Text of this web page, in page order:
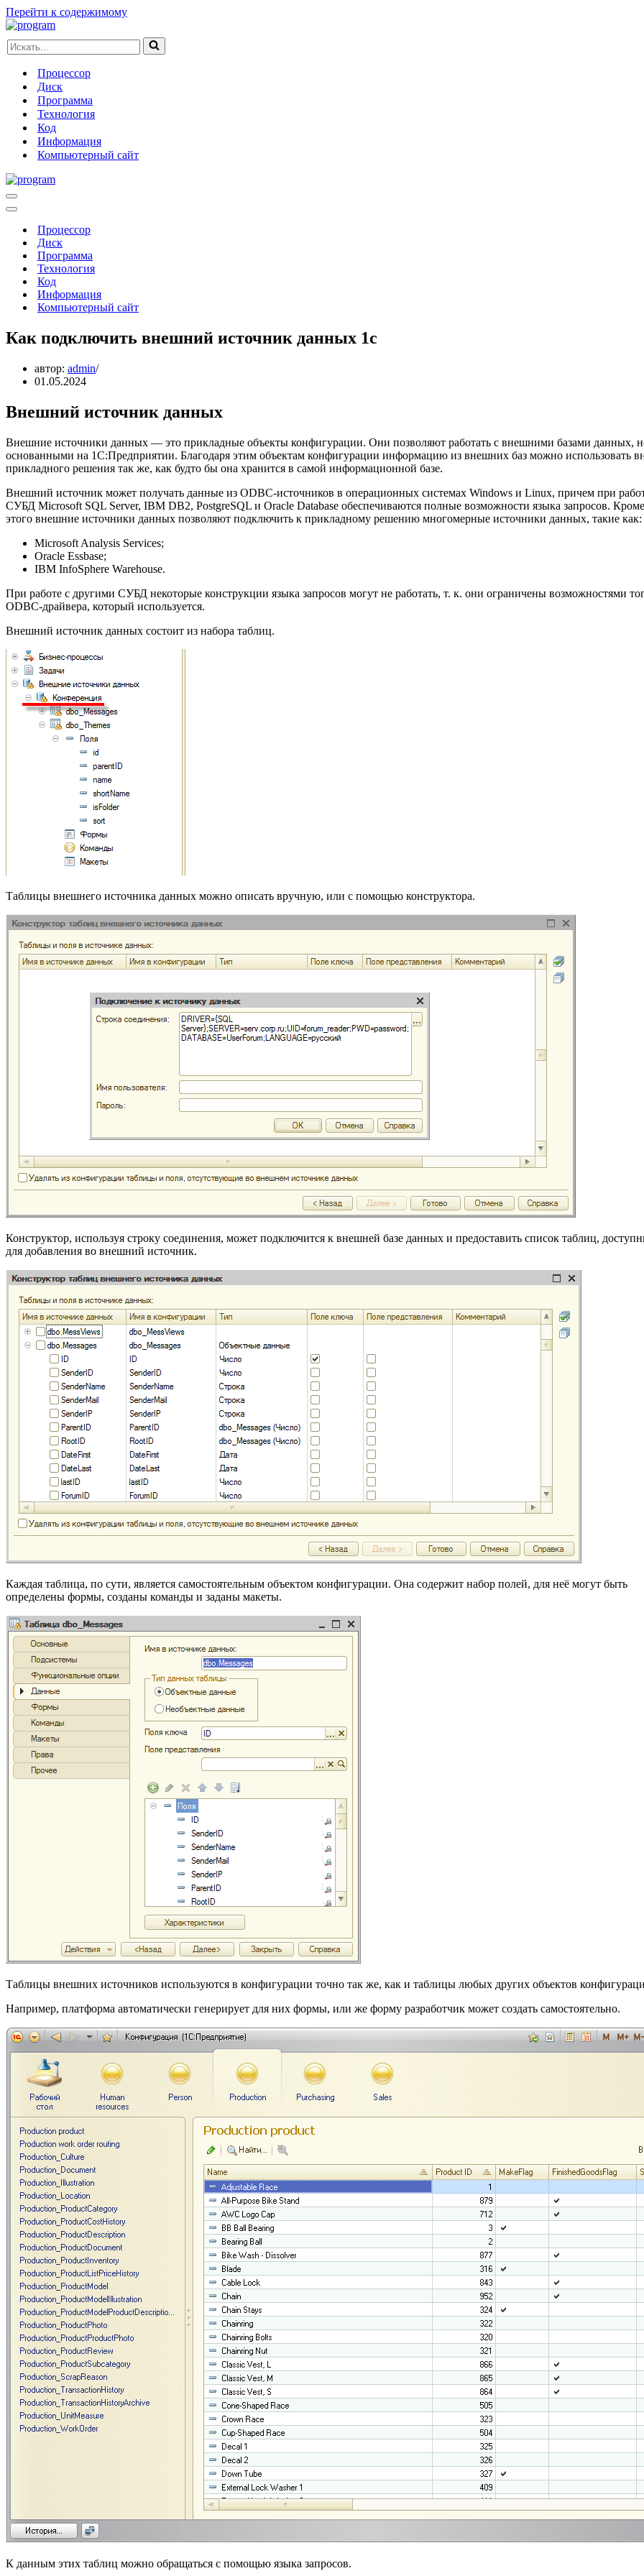
Перейти к содержимому
Искать...
Процессор
Диск
Программа
Технология
Код
Информация
Компьютерный сайт
Меню
навигации
Меню
навигацииПроцессор
Диск
Программа
Технология
Код
Информация
Компьютерный сайт
Как подключить внешний источник данных 1с
автор: admin
01.05.2024
Внешний источник данных
Внешние источники данных — это прикладные объекты конфигурации. Они позволяют работать с внешними базами данных,
основанными на 1С:Предприятии. Благодаря этим объектам конфигурации информацию из внешних баз можно использовать
прикладного решения так же, как будто бы она хранится в самой информационной базе.
Внешний источник может получать данные из ODBC-источников в операционных системах Windows и Linux, причем при
СУБД Microsoft SQL Server, IBM DB2, PostgreSQL и Oracle Database обеспечиваются полные возможности языка запросов. Кроме
этого внешние источники данных позволяют подключить к прикладному решению многомерные источники данных, такие как:
Microsoft Analysis Services;
Oracle Essbase;
IBM InfoSphere Warehouse.
При работе с другими СУБД некоторые конструкции языка запросов могут не работать, т. к. они ограничены возможностями
ODBC-драйвера, который используется.
Внешний источник данных состоит из набора таблиц.
Таблицы внешнего источника данных можно описать вручную, или с помощью конструктора.
Конструктор, используя строку соединения, может подключится к внешней базе данных и предоставить список таблиц,
для добавления во внешний источник.
Каждая таблица, по сути, является самостоятельным объектом конфигурации. Она содержит набор полей, для неё могут быть
определены формы, созданы команды и заданы макеты.
Таблицы внешних источников используются в конфигурации точно так же, как и таблицы любых других объектов
Например, платформа автоматически генерирует для них формы, или же форму разработчик может создать самостоятельно.
К данным этих таблиц можно обращаться с помощью языка запросов.